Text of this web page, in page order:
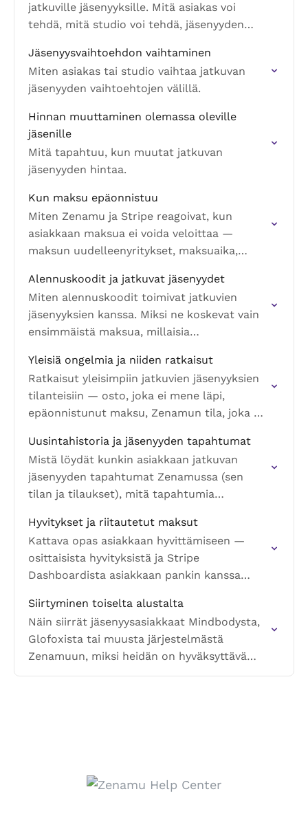
jatkuville jäsenyyksille. Mitä asiakas voi
tehdä, mitä studio voi tehdä, jäsenyyden
peruuttaa tai yrittää maksua uudelleen.
Jäsenyysvaihtoehdon vaihtaminen
Miten asiakas tai studio vaihtaa jatkuvan
jäsenyyden vaihtoehtojen välillä.
Hinnan muuttaminen olemassa oleville
jäsenille
Mitä tapahtuu, kun muutat jatkuvan
jäsenyyden hintaa.
Kun maksu epäonnistuu
Miten Zenamu ja Stripe reagoivat, kun
asiakkaan maksua ei voida veloittaa —
maksun uudelleenyritykset, maksuaika,
voit puuttua peliin studiona.
Alennuskoodit ja jatkuvat jäsenyydet
Miten alennuskoodit toimivat jatkuvien
jäsenyyksien kanssa. Miksi ne koskevat vain
ensimmäistä maksua, millaisia
luodaan.
Yleisiä ongelmia ja niiden ratkaisut
Ratkaisut yleisimpiin jatkuvien jäsenyyksien
tilanteisiin — osto, joka ei mene läpi,
epäonnistunut maksu, Zenamun tila, joka ei
summan, ja muuta.
Uusintahistoria ja jäsenyyden tapahtumat
Mistä löydät kunkin asiakkaan jatkuvan
jäsenyyden tapahtumat Zenamussa (sen
tilan ja tilaukset), mitä tapahtumia
ne Stripessä.
Hyvitykset ja riitautetut maksut
Kattava opas asiakkaan hyvittämiseen —
osittaisista hyvityksistä ja Stripe
Dashboardista asiakkaan pankin kanssa
käsittelyyn.
Siirtyminen toiselta alustalta
Näin siirrät jäsenyysasiakkaat Mindbodysta,
Glofoxista tai muusta järjestelmästä
Zenamuun, miksi heidän on hyväksyttävä
toistuvat maksut uudelleen ja mistä löydät